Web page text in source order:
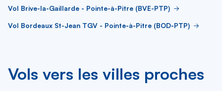
Vol Brive-la-Gaillarde - Pointe-à-Pitre (BVE-PTP)
Vol Bordeaux St-Jean TGV - Pointe-à-Pitre (BOD-PTP)
Vols vers les villes proches